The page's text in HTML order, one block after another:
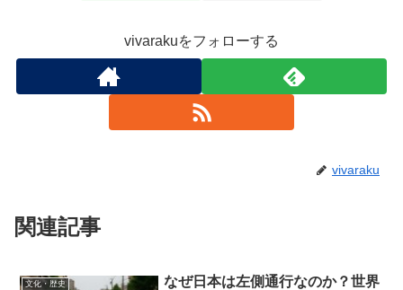
vivarakuをフォローする
vivaraku
関連記事
文化・歴史
なぜ日本は左側通行なのか？世界